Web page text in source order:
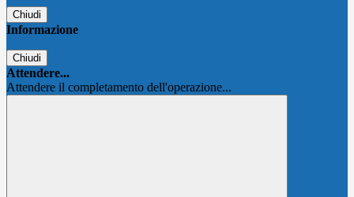
Chiudi
Informazione
Chiudi
Attendere...
Attendere il completamento dell'operazione...